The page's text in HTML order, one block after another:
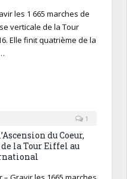
les 1 665 marches de
verticale de la Tour
Elle finit quatrième de la
1
du Coeur,
la Tour Eiffel au